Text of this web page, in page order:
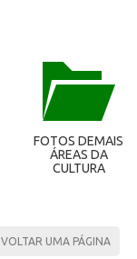
FOTOS DEMAIS
ÁREAS DA
CULTURA
VOLTAR UMA PÁGINA